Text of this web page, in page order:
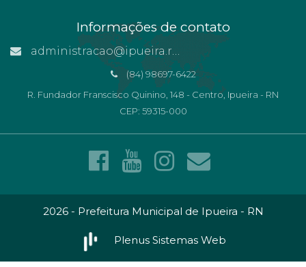
Informações de contato
administracao@ipueira.rn.gov.br
(84) 98697-6422
R. Fundador Franscisco Quinino, 148 - Centro, Ipueira - RN
CEP: 59315-000
2026 - Prefeitura Municipal de Ipueira - RN
Plenus Sistemas Web